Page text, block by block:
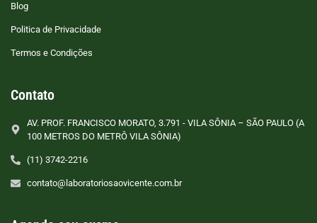
Blog
Politica de Privacidade
Termos e Condições
Contato
AV. PROF. FRANCISCO MORATO, 3.791 - VILA SÔNIA – SÃO PAULO (A
100 METROS DO METRÔ VILA SÔNIA)
(11) 3742-2216
contato@laboratoriosaovicente.com.br